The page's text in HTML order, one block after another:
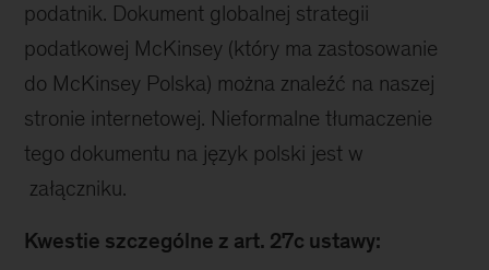
podatnik. Dokument globalnej strategii
podatkowej McKinsey (który ma zastosowanie
do McKinsey Polska) można znaleźć na naszej
stronie internetowej. Nieformalne tłumaczenie
tego dokumentu na język polski jest w
załączniku.
Kwestie szczególne z art. 27c ustawy: